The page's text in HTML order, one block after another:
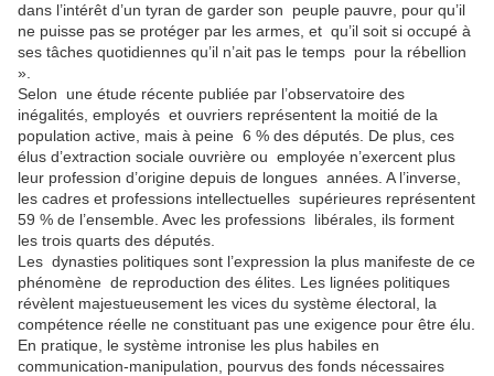
dans l’intérêt d’un tyran de garder son peuple pauvre, pour qu’il
ne puisse pas se protéger par les armes, et qu’il soit si occupé à
ses tâches quotidiennes qu’il n’ait pas le temps pour la rébellion
».
Selon une étude récente publiée par l’observatoire des
inégalités, employés et ouvriers représentent la moitié de la
population active, mais à peine 6 % des députés. De plus, ces
élus d’extraction sociale ouvrière ou employée n’exercent plus
leur profession d’origine depuis de longues années. A l’inverse,
les cadres et professions intellectuelles supérieures représentent
59 % de l’ensemble. Avec les professions libérales, ils forment
les trois quarts des députés.
Les dynasties politiques sont l’expression la plus manifeste de ce
phénomène de reproduction des élites. Les lignées politiques
révèlent majestueusement les vices du système électoral, la
compétence réelle ne constituant pas une exigence pour être élu.
En pratique, le système intronise les plus habiles en
communication-manipulation, pourvus des fonds nécessaires